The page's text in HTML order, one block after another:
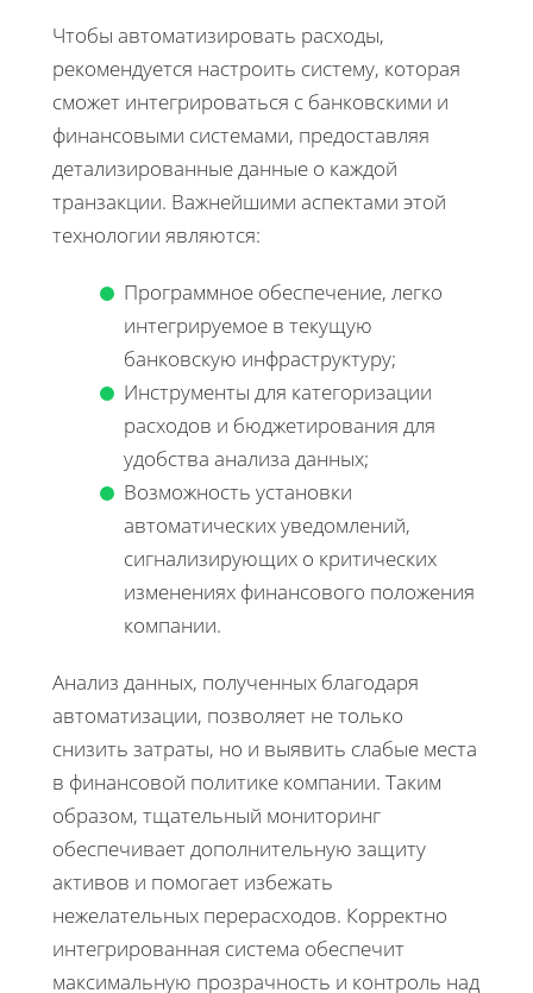
Чтобы автоматизировать расходы,
рекомендуется настроить систему, которая
сможет интегрироваться с банковскими и
финансовыми системами, предоставляя
детализированные данные о каждой
транзакции. Важнейшими аспектами этой
технологии являются:
Программное обеспечение, легко
интегрируемое в текущую
банковскую инфраструктуру;
Инструменты для категоризации
расходов и бюджетирования для
удобства анализа данных;
Возможность установки
автоматических уведомлений,
сигнализирующих о критических
изменениях финансового положения
компании.
Анализ данных, полученных благодаря
автоматизации, позволяет не только
снизить затраты, но и выявить слабые места
в финансовой политике компании. Таким
образом, тщательный мониторинг
обеспечивает дополнительную защиту
активов и помогает избежать
нежелательных перерасходов. Корректно
интегрированная система обеспечит
максимальную прозрачность и контроль над